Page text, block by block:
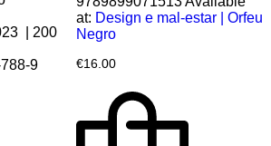
| 200
9
at: Design e mal-estar | Orfeu
Negro
€16.00